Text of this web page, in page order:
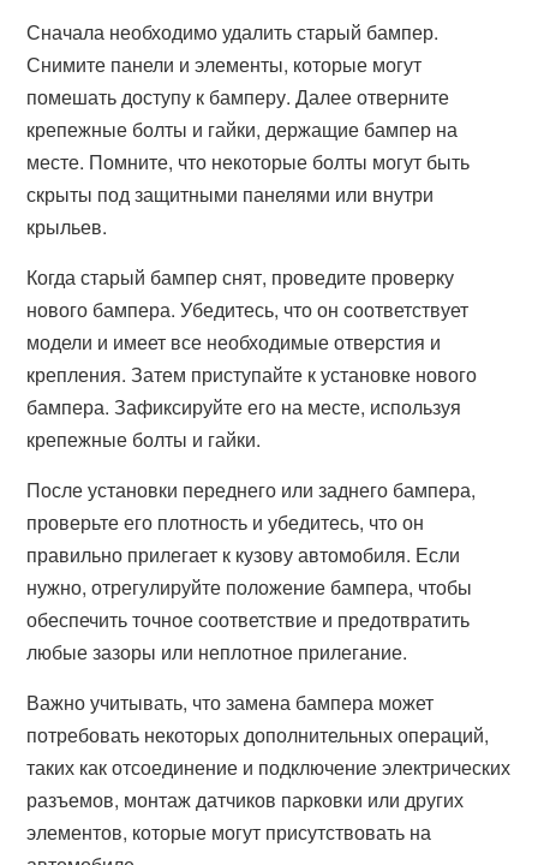
Сначала необходимо удалить старый бампер.
Снимите панели и элементы, которые могут
помешать доступу к бамперу. Далее отверните
крепежные болты и гайки, держащие бампер на
месте. Помните, что некоторые болты могут быть
скрыты под защитными панелями или внутри
крыльев.
Когда старый бампер снят, проведите проверку
нового бампера. Убедитесь, что он соответствует
модели и имеет все необходимые отверстия и
крепления. Затем приступайте к установке нового
бампера. Зафиксируйте его на месте, используя
крепежные болты и гайки.
После установки переднего или заднего бампера,
проверьте его плотность и убедитесь, что он
правильно прилегает к кузову автомобиля. Если
нужно, отрегулируйте положение бампера, чтобы
обеспечить точное соответствие и предотвратить
любые зазоры или неплотное прилегание.
Важно учитывать, что замена бампера может
потребовать некоторых дополнительных операций,
таких как отсоединение и подключение электрических
разъемов, монтаж датчиков парковки или других
элементов, которые могут присутствовать на